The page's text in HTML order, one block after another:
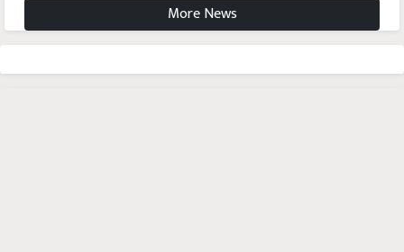
More News